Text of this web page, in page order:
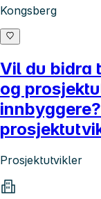
Kongsberg
Vil du bidra
og
Prosjektutvikler